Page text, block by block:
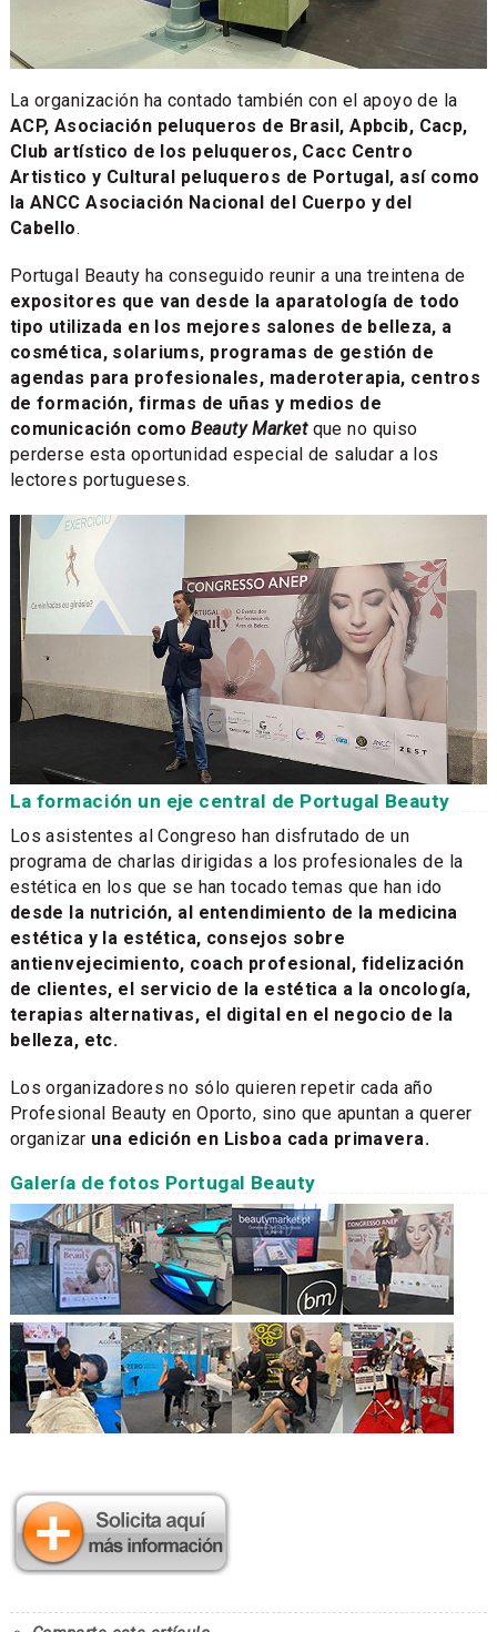
La organización ha contado también con el apoyo de la
ACP, Asociación peluqueros de Brasil, Apbcib, Cacp,
Club artístico de los peluqueros, Cacc Centro
Artistico y Cultural peluqueros de Portugal, así como
la ANCC Asociación Nacional del Cuerpo y del
Cabello.
Portugal Beauty ha conseguido reunir a una treintena de
expositores que van desde la aparatología de todo
tipo utilizada en los mejores salones de belleza, a
cosmética, solariums, programas de gestión de
agendas para profesionales, maderoterapia, centros
de formación, firmas de uñas y medios de
comunicación comoBeauty Marketque no quiso
perderse esta oportunidad especial de saludar a los
lectores portugueses.
La formación un eje central de Portugal Beauty
Los asistentes al Congreso han disfrutado de un
programa de charlas dirigidas a los profesionales de la
estética en los que se han tocado temas que han ido
desde la nutrición, al entendimiento de la medicina
estética y la estética, consejos sobre
antienvejecimiento, coach profesional, fidelización
de clientes, el servicio de la estética a la oncología,
terapias alternativas, el digital en el negocio de la
belleza, etc.
Los organizadores no sólo quieren repetir cada año
Profesional Beauty en Oporto, sino que apuntan a querer
organizar una edición en Lisboa cada primavera.
Galería de fotos Portugal Beauty